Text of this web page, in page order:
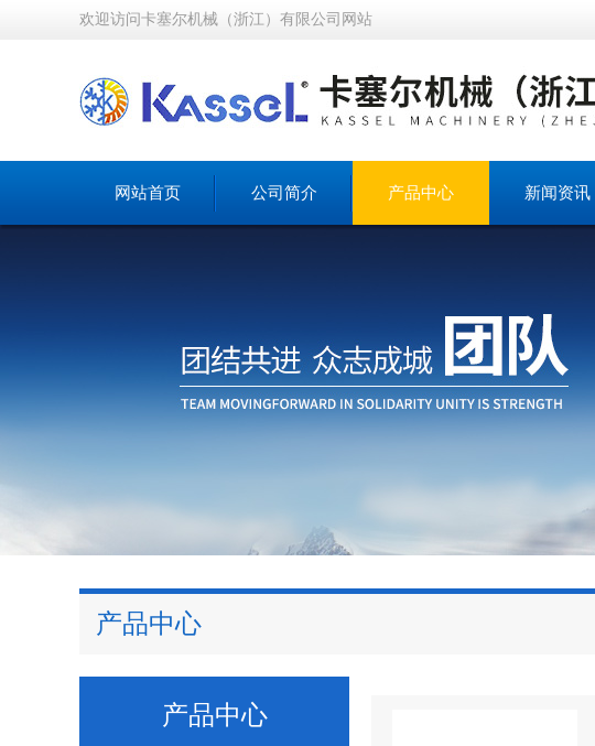
欢迎访问卡塞尔机械（浙江）有限公司网站
网站首页 公司简介 产品中心 新闻资讯
产品中心
产品中心